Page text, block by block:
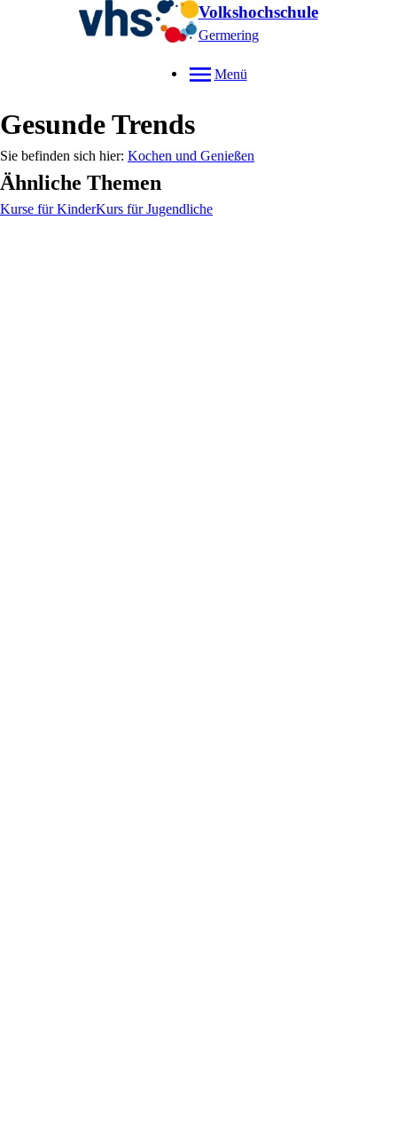
Volkshochschule
Germering
Menü
Gesunde Trends
Kochen und Genießen
Ähnliche Themen
Kurse für KinderKurs für Jugendliche